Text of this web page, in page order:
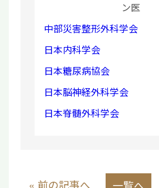
ン医
中部災害整形外科学会
日本内科学会
日本糖尿病協会
日本脳神経外科学会
日本脊髄外科学会
« 前の記事へ